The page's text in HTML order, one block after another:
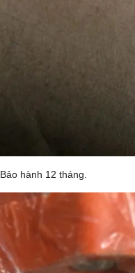
Bảo hành 12 tháng.